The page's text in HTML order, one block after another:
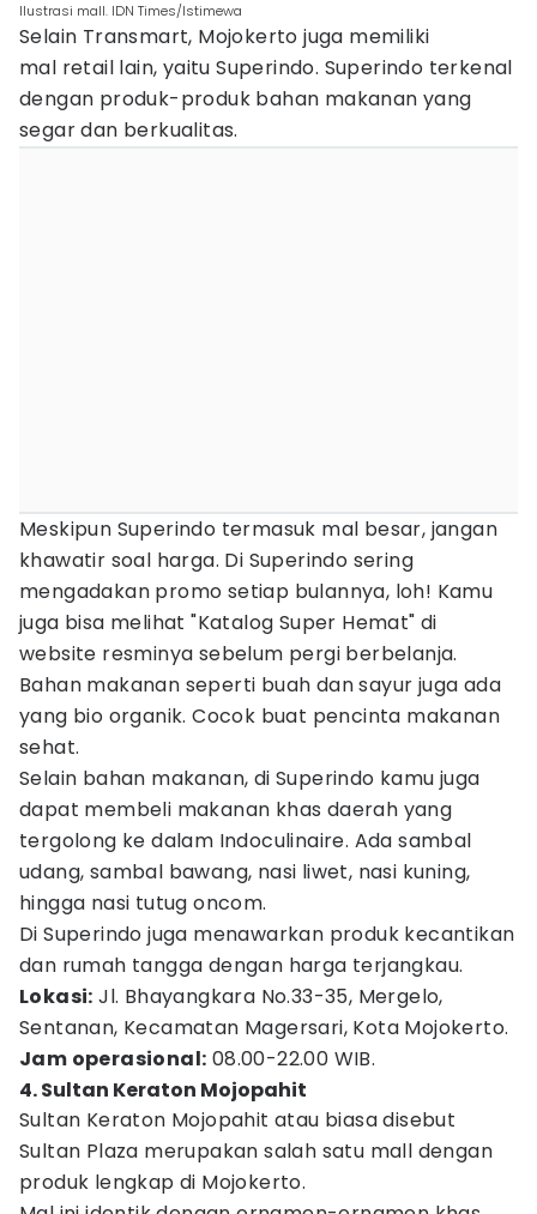
Ilustrasi mall. IDN Times/Istimewa
Selain Transmart, Mojokerto juga memiliki
mal retail lain, yaitu Superindo. Superindo terkenal
dengan produk-produk bahan makanan yang
segar dan berkualitas.
Meskipun Superindo termasuk mal besar, jangan
khawatir soal harga. Di Superindo sering
mengadakan promo setiap bulannya, loh! Kamu
juga bisa melihat "Katalog Super Hemat" di
website resminya sebelum pergi berbelanja.
Bahan makanan seperti buah dan sayur juga ada
yang bio organik. Cocok buat pencinta makanan
sehat.
Selain bahan makanan, di Superindo kamu juga
dapat membeli makanan khas daerah yang
tergolong ke dalam Indoculinaire. Ada sambal
udang, sambal bawang, nasi liwet, nasi kuning,
hingga nasi tutug oncom.
Di Superindo juga menawarkan produk kecantikan
dan rumah tangga dengan harga terjangkau.
Lokasi: Jl. Bhayangkara No.33-35, Mergelo,
Sentanan, Kecamatan Magersari, Kota Mojokerto.
Jam operasional: 08.00-22.00 WIB.
4. Sultan Keraton Mojopahit
Sultan Keraton Mojopahit atau biasa disebut
Sultan Plaza merupakan salah satu mall dengan
produk lengkap di Mojokerto.